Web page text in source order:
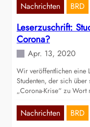
Nachrichten BRD
Leserzuschrift:
Corona?
Apr. 13, 2020
Wir veröffentlichen eine
Studenten, der sich
„Corona-Krise“ zu Wort
Nachrichten BRD